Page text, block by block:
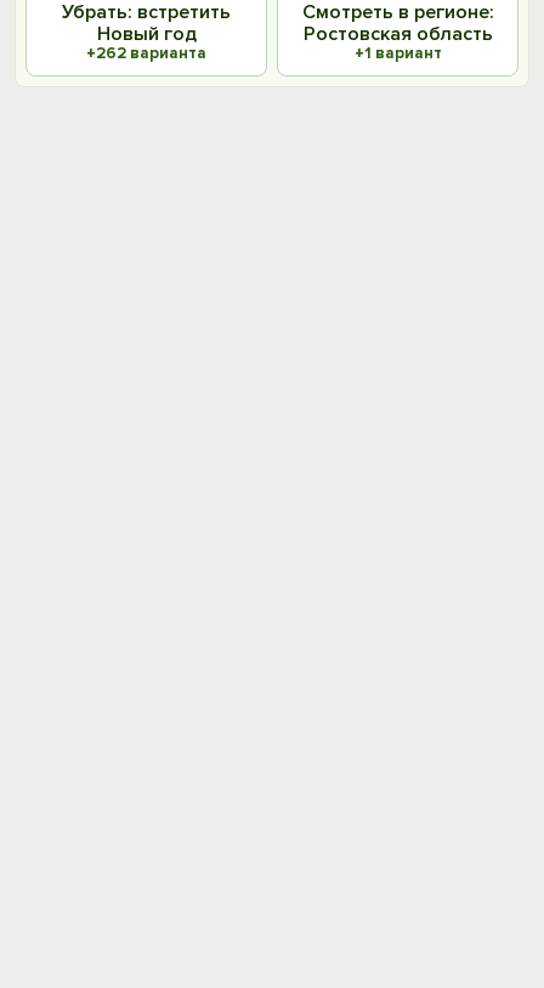
Убрать: встретить
Новый год
+262 варианта
Смотреть в регионе:
Ростовская область
+1 вариант